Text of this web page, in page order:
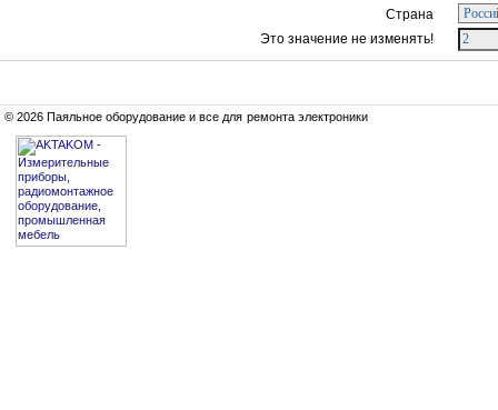
Страна
Это значение не изменять!
© 2026 Паяльное оборудование и все для ремонта электроники